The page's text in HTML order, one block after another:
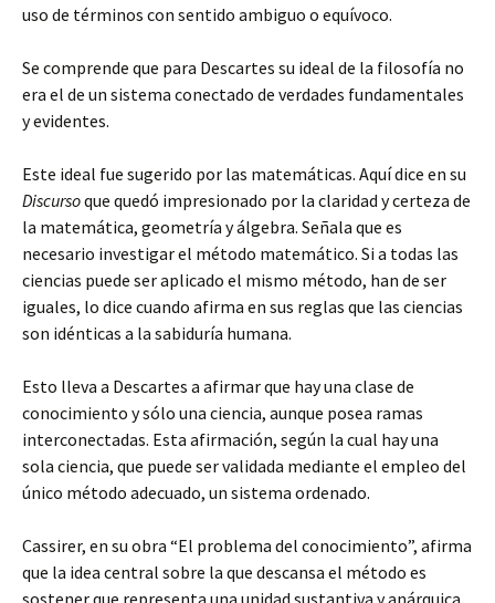
uso de términos con sentido ambiguo o equívoco.
Se comprende que para Descartes su ideal de la filosofía no
era el de un sistema conectado de verdades fundamentales
y evidentes.
Este ideal fue sugerido por las matemáticas. Aquí dice en su
Discursoque quedó impresionado por la claridad y certeza de
la matemática, geometría y álgebra. Señala que es
necesario investigar el método matemático. Si a todas las
ciencias puede ser aplicado el mismo método, han de ser
iguales, lo dice cuando afirma en sus reglas que las ciencias
son idénticas a la sabiduría humana.
Esto lleva a Descartes a afirmar que hay una clase de
conocimiento y sólo una ciencia, aunque posea ramas
interconectadas. Esta afirmación, según la cual hay una
sola ciencia, que puede ser validada mediante el empleo del
único método adecuado, un sistema ordenado.
Cassirer, en su obra “El problema del conocimiento”, afirma
que la idea central sobre la que descansa el método es
sostener que representa una unidad sustantiva y anárquica.